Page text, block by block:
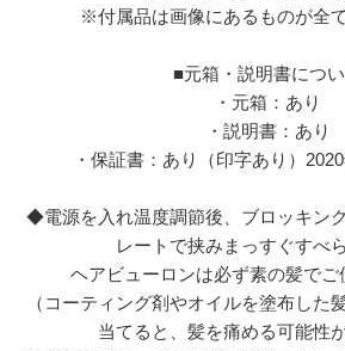
※付属品は画像にあるものが全て
■元箱・説明書につ
・元箱：あり
・説明書：あり
・保証書：あり（印字あり）
◆電源を入れ温度調節後、ブロッキン
レートで挟みまっすぐすべ
ヘアビューロンは必ず素の髪でご
（コーティング剤やオイルを塗布した
当てると、髪を痛める可能性